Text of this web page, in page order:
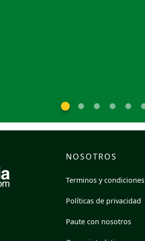
NOSOTROS
Terminos y condiciones
Políticas de privacidad
Paute con nosotros